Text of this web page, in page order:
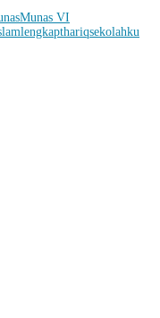
Munas VI
thariqsekolahku